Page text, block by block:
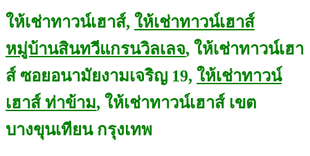
ให้เช่าทาวน์เฮาส์, ให้เช่าทาวน์เฮาส์
หมู่บ้านสินทวีแกรนวิลเลจ, ให้เช่าทาวน์เฮา
ส์ ซอยอนามัยงามเจริญ 19, ให้เช่าทาวน์
เฮาส์ ท่าข้าม, ให้เช่าทาวน์เฮาส์ เขต
บางขุนเทียน กรุงเทพ